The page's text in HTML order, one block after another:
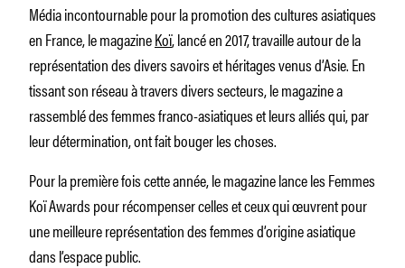
Média incontournable pour la promotion des cultures asiatiques
en France, le magazineKoï, lancé en 2017, travaille autour de la
représentation des divers savoirs et héritages venus d’Asie. En
tissant son réseau à travers divers secteurs, le magazine a
rassemblé des femmes franco-asiatiques et leurs alliés qui, par
leur détermination, ont fait bouger les choses.
Pour la première fois cette année, le magazine lance les Femmes
Koï Awards pour récompenser celles et ceux qui œuvrent pour
une meilleure représentation des femmes d’origine asiatique
dans l’espace public.